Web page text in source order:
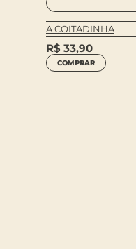
A COITADINHA
R$ 33,90
COMPRAR